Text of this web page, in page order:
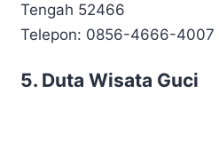
Tengah 52466
Telepon: 0856-4666-4007
5. Duta Wisata Guci